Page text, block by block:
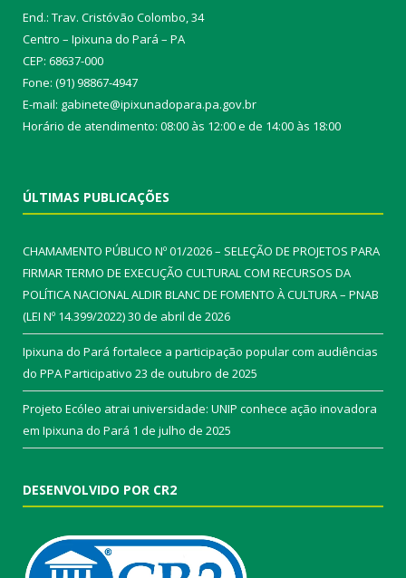
End.: Trav. Cristóvão Colombo, 34
Centro – Ipixuna do Pará – PA
CEP: 68637-000
Fone: (91) 98867-4947
E-mail: gabinete@ipixunadopara.pa.gov.br
Horário de atendimento: 08:00 às 12:00 e de 14:00 às 18:00
ÚLTIMAS PUBLICAÇÕES
CHAMAMENTO PÚBLICO Nº 01/2026 – SELEÇÃO DE PROJETOS PARA
FIRMAR TERMO DE EXECUÇÃO CULTURAL COM RECURSOS DA
POLÍTICA NACIONAL ALDIR BLANC DE FOMENTO À CULTURA – PNAB
(LEI Nº 14.399/2022)30 de abril de 2026
Ipixuna do Pará fortalece a participação popular com audiências
do PPA Participativo 23 de outubro de 2025
Projeto Ecóleo atrai universidade: UNIP conhece ação inovadora
em Ipixuna do Pará 1 de julho de 2025
DESENVOLVIDO POR CR2